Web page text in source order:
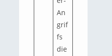
An
grif
fs
die